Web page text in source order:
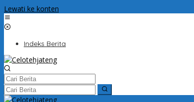
Lewati ke konten
Indeks Berita